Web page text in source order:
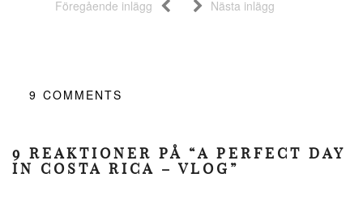
Föregående inlägg Nästa inlägg
9 COMMENTS
9 REAKTIONER PÅ “A PERFECT DAY
IN COSTA RICA – VLOG”